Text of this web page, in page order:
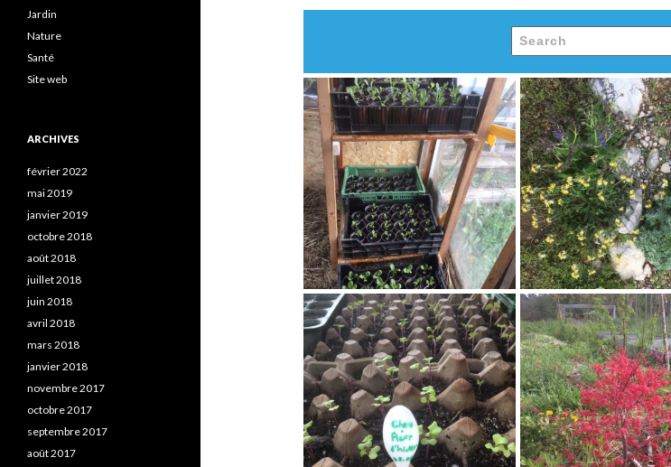
Jardin
Nature
Santé
Site web
ARCHIVES
février 2022
mai 2019
janvier 2019
octobre 2018
août 2018
juillet 2018
juin 2018
avril 2018
mars 2018
janvier 2018
novembre 2017
octobre 2017
septembre 2017
août 2017